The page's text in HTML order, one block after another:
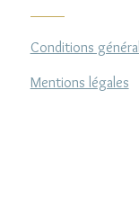
Conditions
Mentions légales